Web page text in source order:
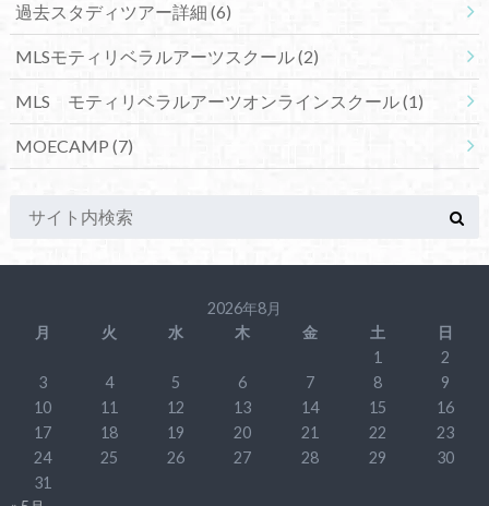
過去スタディツアー詳細 (6)
MLSモティリベラルアーツスクール(2)
MLS モティリベラルアーツオンラインスクール(1)
MOECAMP (7)
2026年8月
月
火 水 木 金 土
日
1
2
3
4 5 6 7 8
9
10
11 12 13 14 15
16
17
18 19 20 21 22
23
24
25 26 27 28 29
30
31